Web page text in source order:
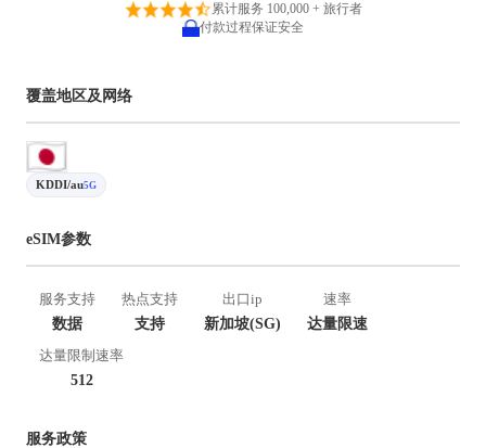
累计服务 100,000 + 旅行者
付款过程保证安全
覆盖地区及网络
KDDI/au5G
eSIM参数
服务支持
数据
热点支持
支持
出口ip
新加坡(SG)
速率
达量限速
达量限制速率
512
服务政策